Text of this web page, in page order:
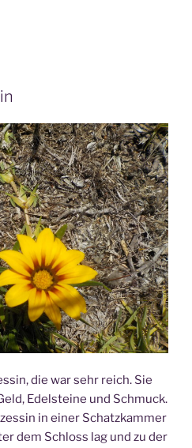
die war sehr reich. Sie
Edelsteine und Schmuck.
in einer Schatzkammer
dem Schloss lag und zu der